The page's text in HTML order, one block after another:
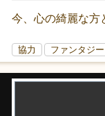
今、心の綺麗な方
協力 ファンタジー